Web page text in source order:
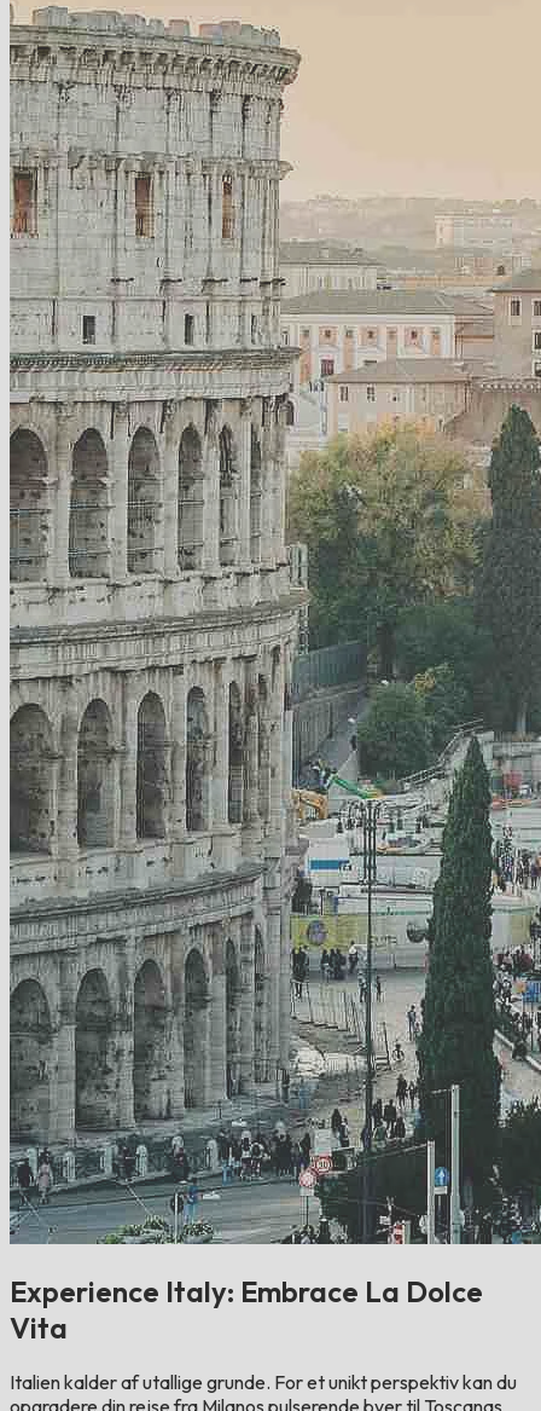
Experience Italy: Embrace La Dolce
Vita
Italien kalder af utallige grunde. For et unikt perspektiv kan du
opgradere din rejse fra Milanos pulserende byer til Toscanas